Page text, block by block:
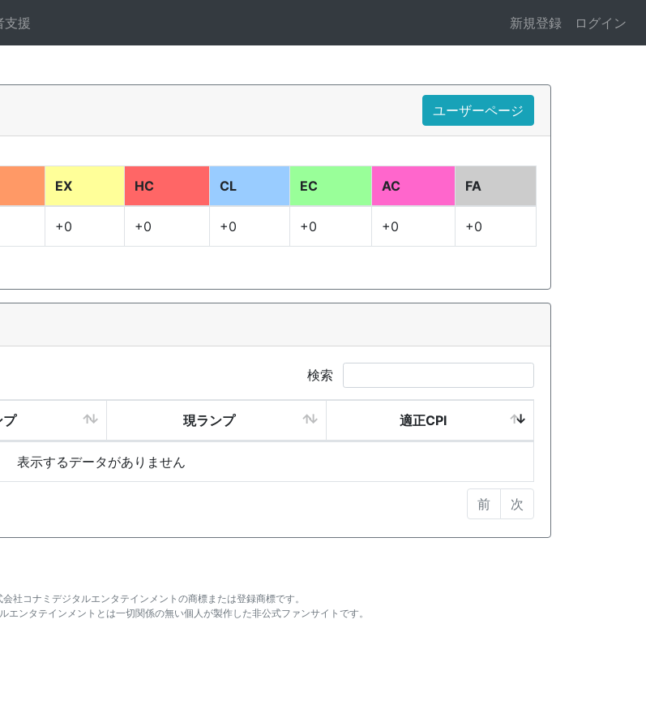
支援 新規登録 ログイン
ユーザーページ
EX HC CL EC AC FA
+0 +0 +0 +0 +0 +0
検索
プ 現ランプ 適正CPI
表示するデータがありません
前 次
社コナミデジタルエンタテインメントの商標または登録商標です。
エンタテインメントとは一切関係の無い個人が製作した非公式ファンサイトです。